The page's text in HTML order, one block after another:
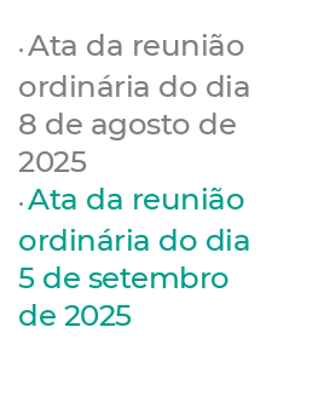
•Ata da reunião
ordinária do dia
8 de agosto de
2025
•Ata da reunião
ordinária do dia
5 de setembro
de 2025